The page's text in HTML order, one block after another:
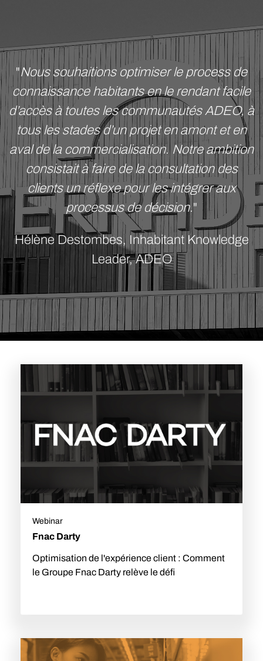
"Nous souhaitions optimiser le process de
connaissance habitants en le rendant facile
d’accès à toutes les communautés ADEO, à
tous les stades d’un projet en amont et en
aval de la commercialisation. Notre ambition
consistait à faire de la consultation des
clients un réflexe pour les intégrer aux
processus de décision."
Hélène Destombes, Inhabitant Knowledge
Leader, ADEO
Webinar
Fnac Darty
Optimisation de l'expérience client : Comment
le Groupe Fnac Darty relève le défi